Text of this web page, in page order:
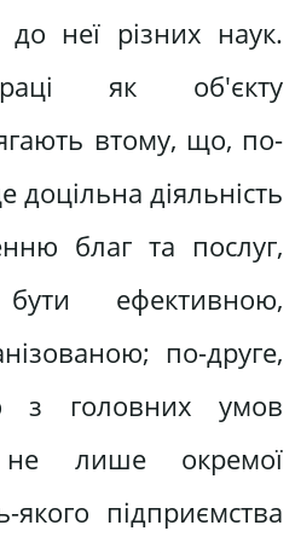
до неї різних наук.
як об'єкту
втому, що, по-
діяльність
благ та послуг,
ефективною,
по-друге,
з головних умов
не лише окремої
підприємства